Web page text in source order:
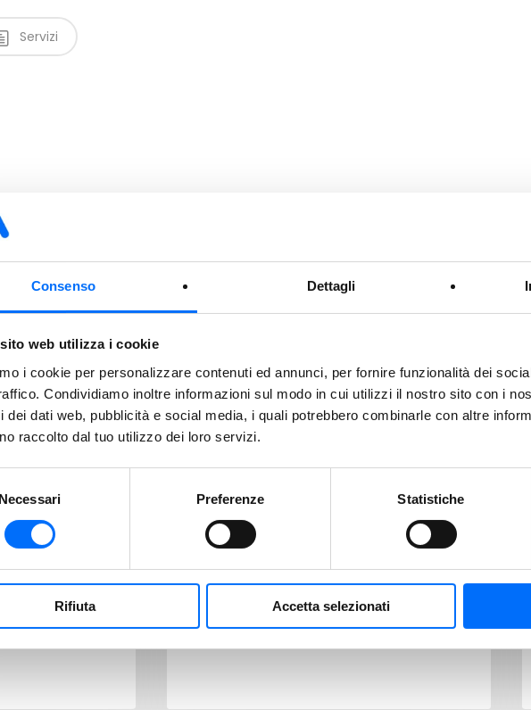
Consenso Dettagli
web utilizza i cookie
i cookie per personalizzare contenuti ed annunci, per fornire funzionalità dei
Condividiamo inoltre informazioni sul modo in cui utilizzi il nostro sito con i
dei dati web, pubblicità e social media, i quali potrebbero combinarle con altre
raccolto dal tuo utilizzo dei loro servizi.
Necessari Preferenze Statistiche
Rifiuta Accetta selezionati
Servizi
dei rifiuti
La
SERVIZI
31/07/2026
Inaugurata la
quinta pressa per il
cartone in Piazza
San Vigilio